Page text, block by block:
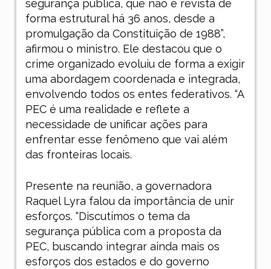
segurança pública, que não é revista de
forma estrutural há 36 anos, desde a
promulgação da Constituição de 1988”,
afirmou o ministro. Ele destacou que o
crime organizado evoluiu de forma a exigir
uma abordagem coordenada e integrada,
envolvendo todos os entes federativos. “A
PEC é uma realidade e reflete a
necessidade de unificar ações para
enfrentar esse fenômeno que vai além
das fronteiras locais.
Presente na reunião, a governadora
Raquel Lyra falou da importância de unir
esforços. “Discutimos o tema da
segurança pública com a proposta da
PEC, buscando integrar ainda mais os
esforços dos estados e do governo